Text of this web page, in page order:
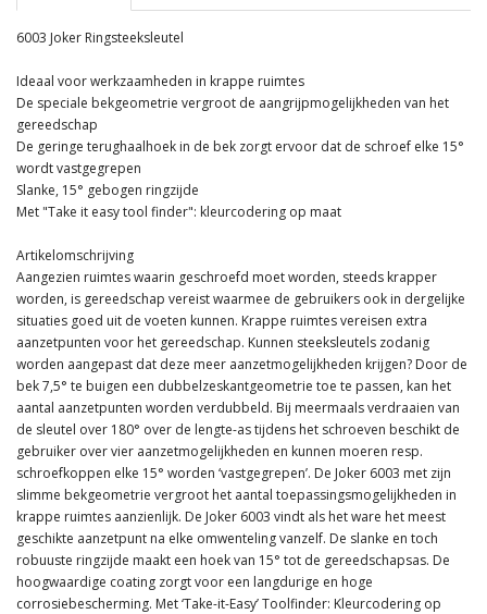
6003 Joker Ringsteeksleutel
Ideaal voor werkzaamheden in krappe ruimtes
De speciale bekgeometrie vergroot de aangrijpmogelijkheden van het
gereedschap
De geringe terughaalhoek in de bek zorgt ervoor dat de schroef elke 15°
wordt vastgegrepen
Slanke, 15° gebogen ringzijde
Met "Take it easy tool finder": kleurcodering op maat
Artikelomschrijving
Aangezien ruimtes waarin geschroefd moet worden, steeds krapper
worden, is gereedschap vereist waarmee de gebruikers ook in dergelijke
situaties goed uit de voeten kunnen. Krappe ruimtes vereisen extra
aanzetpunten voor het gereedschap. Kunnen steeksleutels zodanig
worden aangepast dat deze meer aanzetmogelijkheden krijgen? Door de
bek 7,5° te buigen een dubbelzeskantgeometrie toe te passen, kan het
aantal aanzetpunten worden verdubbeld. Bij meermaals verdraaien van
de sleutel over 180° over de lengte-as tijdens het schroeven beschikt de
gebruiker over vier aanzetmogelijkheden en kunnen moeren resp.
schroefkoppen elke 15° worden ‘vastgegrepen’. De Joker 6003 met zijn
slimme bekgeometrie vergroot het aantal toepassingsmogelijkheden in
krappe ruimtes aanzienlijk. De Joker 6003 vindt als het ware het meest
geschikte aanzetpunt na elke omwenteling vanzelf. De slanke en toch
robuuste ringzijde maakt een hoek van 15° tot de gereedschapsas. De
hoogwaardige coating zorgt voor een langdurige en hoge
corrosiebescherming. Met ‘Take-it-Easy’ Toolfinder: Kleurcodering op